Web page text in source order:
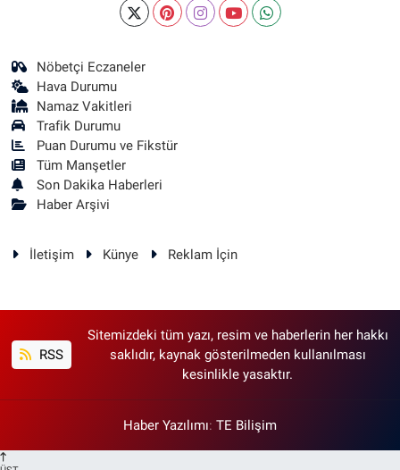
Nöbetçi Eczaneler
Hava Durumu
Namaz Vakitleri
Trafik Durumu
Puan Durumu ve Fikstür
Tüm Manşetler
Son Dakika Haberleri
Haber Arşivi
İletişim Künye Reklam İçin
RSS
Sitemizdeki tüm yazı, resim ve haberlerin her hakkı
saklıdır, kaynak gösterilmeden kullanılması
kesinlikle yasaktır.
Haber Yazılımı: TE Bilişim